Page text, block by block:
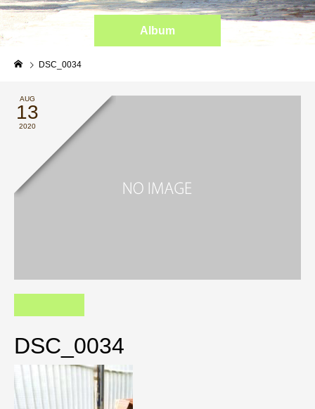
Album
DSC_0034
AUG
13
2020
DSC_0034